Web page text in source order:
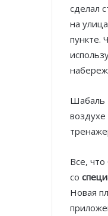
сделал
на
пункте.
Шабаль
Все,
со
Новая